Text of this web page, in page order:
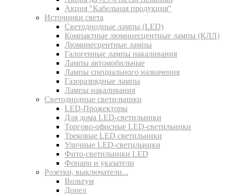
Акция "Кабельная продукция"
Источники света
Светодиодные лампы (LED)
Компактные люминесцентные лампы (КЛЛ)
Люминесцентные лампы
Галогенные лампы накаливания
Лампы автомобильные
Лампы специального назначения
Газоразрядные лампы
Лампы накаливания
Светодиодные светильники
LED-Прожекторы
Для дома LED-светильники
Торгово-офисные LED-светильники
Трековые LED светильники
Уличные LED-светильники
Фито-светильники LED
Фонари и указатели
Розетки, выключатели...
Вольтум
Донел